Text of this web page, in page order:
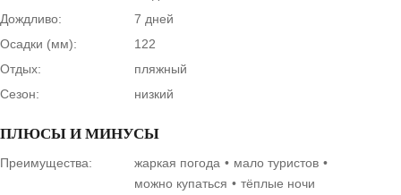
Дождливо:
7 дней
Осадки (мм):
122
Отдых:
пляжный
Сезон:
низкий
ПЛЮСЫ И МИНУСЫ
Преимущества: жаркая погода
мало туристов
можно купаться
тёплые ночи